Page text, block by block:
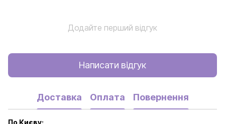
Додайте перший відгук
Написати відгук
Доставка Оплата Повернення
По Києву: